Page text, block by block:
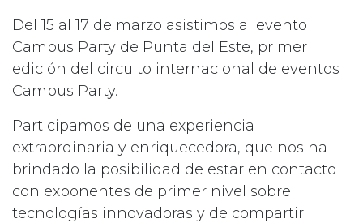
Del 15 al 17 de marzo asistimos al evento
Campus Party de Punta del Este, primer
edición del circuito internacional de eventos
Campus Party.
Participamos de una experiencia
extraordinaria y enriquecedora, que nos ha
brindado la posibilidad de estar en contacto
con exponentes de primer nivel sobre
tecnologías innovadoras y de compartir